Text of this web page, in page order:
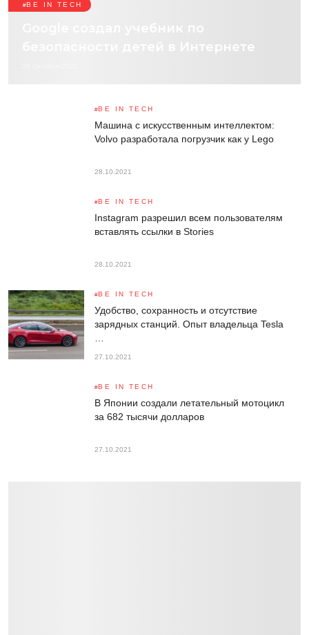
BE IN TECH
Google создал учебник по
безопасности детей в Интернете
BE IN TECH
Машина с искусственным интеллектом:
Volvo разработала погрузчик как у Lego
28.10.2021
BE IN TECH
Instagram разрешил всем пользователям
вставлять ссылки в Stories
28.10.2021
BE IN TECH
Удобство, сохранность и отсутствие
зарядных станций. Опыт владельца Tesla
27.10.2021
BE IN TECH
В Японии создали летательный мотоцикл
за 682 тысячи долларов
27.10.2021